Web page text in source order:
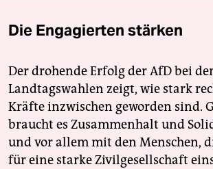
Die Engagierten stärken
Der drohende Erfolg der AfD bei
Landtagswahlen zeigt, wie stark
Kräfte inzwischen geworden sind.
braucht es Zusammenhalt und
und vor allem mit den Menschen,
für eine starke Zivilgesellschaft